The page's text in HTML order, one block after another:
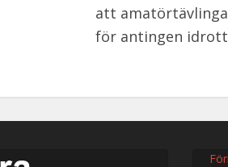
att
för antingen